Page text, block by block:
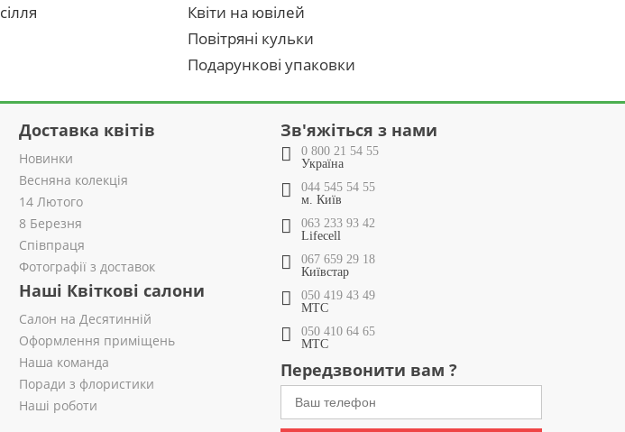
Квіти на ювілей
Повітряні кульки
Подарункові упаковки
Доставка квітів
Новинки
Весняна колекція
14 Лютого
8 Березня
Співпраця
Фотографії з доставок
Наші Квіткові салони
Салон на Десятинній
Оформлення приміщень
Наша команда
Поради з флористики
Наші роботи
Зв'яжіться з нами
0 800 21 54 55
Україна
044 545 54 55
м. Київ
063 233 93 42
Lifecell
067 659 29 18
Київстар
050 419 43 49
МТС
050 410 64 65
МТС
Передзвонити вам ?